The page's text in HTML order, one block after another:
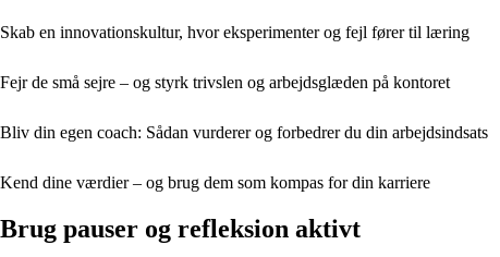
Skab en innovationskultur, hvor eksperimenter og fejl fører til læring
Fejr de små sejre – og styrk trivslen og arbejdsglæden på kontoret
Bliv din egen coach: Sådan vurderer og forbedrer du din arbejdsindsats
Kend dine værdier – og brug dem som kompas for din karriere
Brug pauser og refleksion aktivt